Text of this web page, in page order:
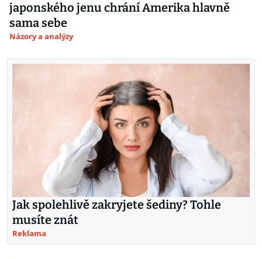
japonského jenu chrání Amerika hlavně
sama sebe
Názory a analýzy
Jak spolehlivě zakryjete šediny? Tohle
musíte znát
Reklama